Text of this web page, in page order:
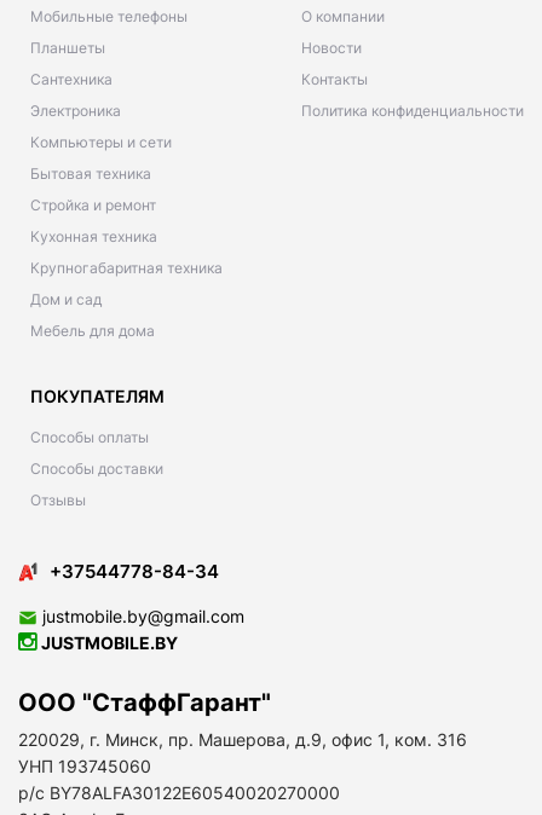
Мобильные телефоны
Планшеты
Сантехника
Электроника
Компьютеры и сети
Бытовая техника
Стройка и ремонт
Кухонная техника
Крупногабаритная техника
Дом и сад
Мебель для дома
О компании
Новости
Контакты
Политика конфиденциальности
ПОКУПАТЕЛЯМ
Способы оплаты
Способы доставки
Отзывы
+37544778-84-34
justmobile.by@gmail.com
JUSTMOBILE.BY
ООО "СтаффГарант"
220029, г. Минск, пр. Машерова, д.9, офис 1, ком. 316
УНП 193745060
р/с BY78ALFA30122E60540020270000